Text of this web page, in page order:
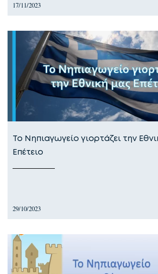
17/11/2023
Το Νηπιαγωγείο γιορτάζει την
Επέτειο
29/10/2023